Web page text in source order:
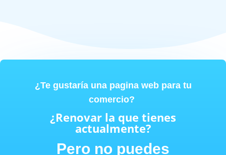
¿Te gustaría una pagina web para tu
comercio?
¿Renovar la que tienes
actualmente?
Pero no puedes